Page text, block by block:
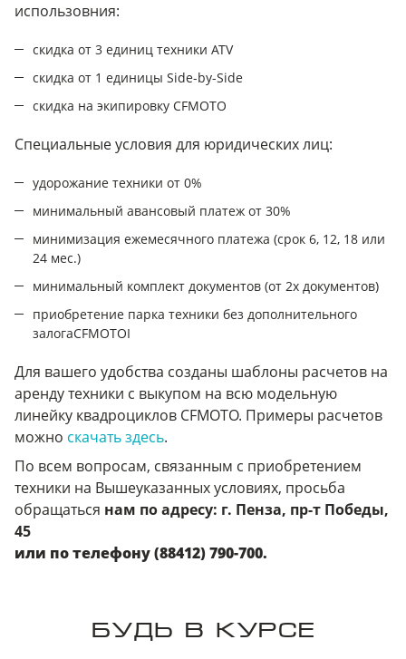
использовния:
скидка от 3 единиц техники ATV
скидка от 1 единицы Side-by-Side
скидка на экипировку CFMOTO
Специальные условия для юридических лиц:
удорожание техники от 0%
минимальный авансовый платеж от 30%
минимизация ежемесячного платежа (срок 6, 12, 18 или
24 мес.)
минимальный комплект документов (от 2х документов)
приобретение парка техники без дополнительного
залогаCFMOTOI
Для вашего удобства созданы шаблоны расчетов на
аренду техники с выкупом на всю модельную
линейку квадроциклов CFMOTO. Примеры расчетов
можно скачать здесь.
По всем вопросам, связанным с приобретением
техники на Вышеуказанных условиях, просьба
обращаться нам по адресу: г. Пенза, пр-т Победы,
45
или по телефону (88412) 790-700.
БУДЬ В КУРСЕ